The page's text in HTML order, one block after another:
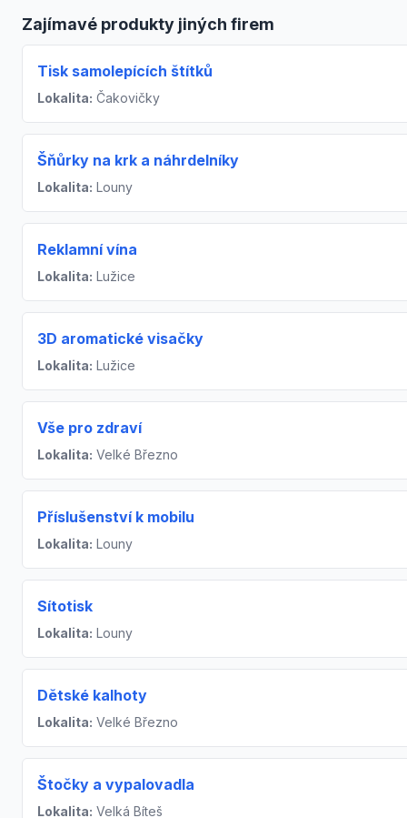
Zajímavé produkty jiných firem
Tisk samolepících štítků
Lokalita: Čakovičky
Šňůrky na krk a náhrdelníky
Lokalita: Louny
Reklamní vína
Lokalita: Lužice
3D aromatické visačky
Lokalita: Lužice
Vše pro zdraví
Lokalita: Velké Březno
Příslušenství k mobilu
Lokalita: Louny
Sítotisk
Lokalita: Louny
Dětské kalhoty
Lokalita: Velké Březno
Štočky a vypalovadla
Lokalita: Velká Bíteš